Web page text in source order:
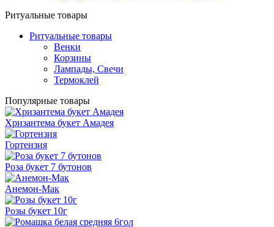
Ритуальные товары
Ритуальные товары
Венки
Корзины
Лампады, Свечи
Термоклей
Популярные товары
Хризантема букет Амадея
Гортензия
Роза букет 7 бутонов
Анемон-Мак
Розы букет 10г